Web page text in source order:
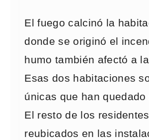
El fuego calcinó la
donde se originó el
humo también afectó a
Esas dos habitaciones
únicas que han quedado
El resto de los
reubicados en las